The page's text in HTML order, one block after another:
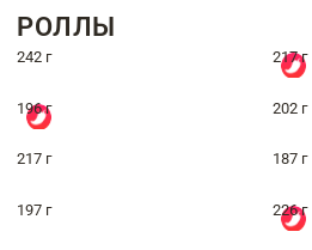
РОЛЛЫ
242 г 217 г
196 г 202 г
217 г 187 г
197 г 226 г